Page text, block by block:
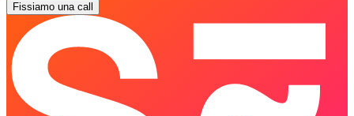
Fissiamo una call
schedule a call
schedule a call